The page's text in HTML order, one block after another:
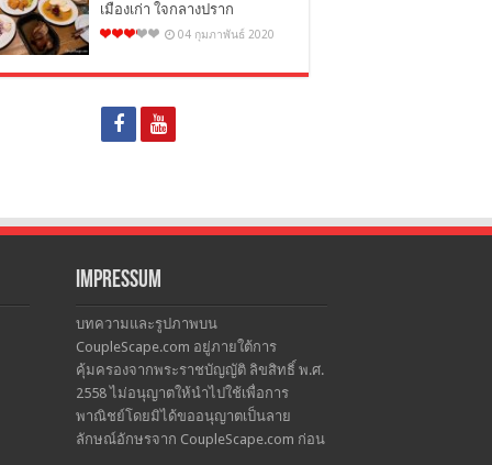
เมืองเก่า ใจกลางปราก
04 กุมภาพันธ์ 2020
Impressum
บทความและรูปภาพบน
CoupleScape.com อยู่ภายใต้การ
คุ้มครองจากพระราชบัญญัติ ลิขสิทธิ์ พ.ศ.
2558 ไม่อนุญาตให้นำไปใช้เพื่อการ
พาณิชย์โดยมิได้ขออนุญาตเป็นลาย
ลักษณ์อักษรจาก CoupleScape.com ก่อน